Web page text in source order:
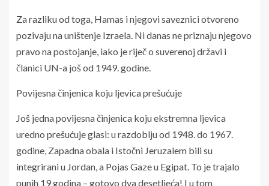
Za razliku od toga, Hamas i njegovi saveznici otvoreno
pozivaju na uništenje Izraela. Ni danas ne priznaju njegovo
pravo na postojanje, iako je riječ o suverenoj državi i
članici UN-a još od 1949. godine.
Povijesna činjenica koju ljevica prešućuje
Još jedna povijesna činjenica koju ekstremna ljevica
uredno prešućuje glasi: u razdoblju od 1948. do 1967.
godine, Zapadna obala i Istočni Jeruzalem bili su
integrirani u Jordan, a Pojas Gaze u Egipat. To je trajalo
punih 19 godina – gotovo dva desetljeća! I u tom